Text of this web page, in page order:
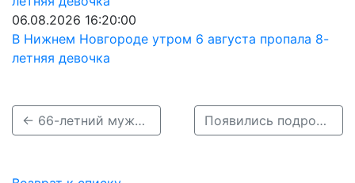
06.08.2026 16:20:00
В Нижнем Новгороде утром 6 августа пропала 8-
летняя девочка
← 66-летний мужчина погиб в ДТП под Шатками Появились подробности смертельного ДТП с грузовиком под Семеновом →